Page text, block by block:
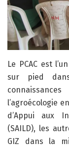
Le PCAC est
sur pied
l’agroécologie
d’Appui aux
(SAILD), les
GIZ dans la